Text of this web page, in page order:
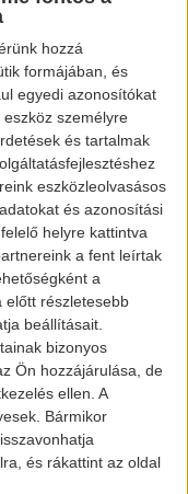
hozzá
formájában, és
egyedi azonosítókat
személyre
és tartalmak
eszközleolvasásos
és azonosítási
helyre kattintva
a fent leírtak
a
előtt részletesebb
beállításait.
bizonyos
Ön hozzájárulása, de
ellen. A
Bármikor
és rákattint az oldal